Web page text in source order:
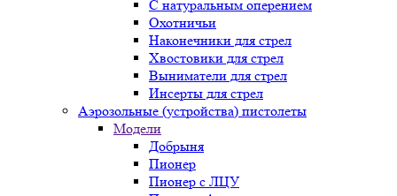
С натуральным оперением
Охотничьи
Наконечники для стрел
Хвостовики для стрел
Выниматели для стрел
Инсерты для стрел
Аэрозольные (устройства) пистолеты
Модели
Добрыня
Пионер
Пионер с ЛЦУ